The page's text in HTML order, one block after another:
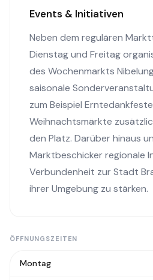
Events & Initiativen
Neben dem regulären
Dienstag und Freitag
des Wochenmarkts
saisonale
zum Beispiel
Weihnachtsmärkte
den Platz. Darüber hinaus
Marktbeschicker regionale
Verbundenheit zur Stadt
ihrer Umgebung zu stärken.
ÖFFNUNGSZEITEN
Montag